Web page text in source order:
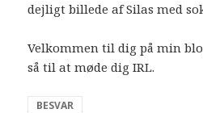
dejligt billede af Silas med
Velkommen til dig på min
så til at møde dig IRL.
BESVAR